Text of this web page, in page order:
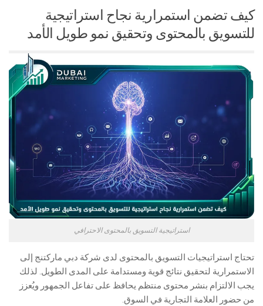
كيف تضمن استمرارية نجاح استراتيجية
للتسويق بالمحتوى وتحقيق نمو طويل الأمد
استراتيجية التسويق بالمحتوى الاحترافي
تحتاج استراتيجيات التسويق بالمحتوى لدى شركة دبي ماركتنج إلى
الاستمرارية لتحقيق نتائج قوية ومستدامة على المدى الطويل. لذلك
يجب الالتزام بنشر محتوى منتظم يحافظ على تفاعل الجمهور ويُعزز
من حضور العلامة التجارية في السوق.